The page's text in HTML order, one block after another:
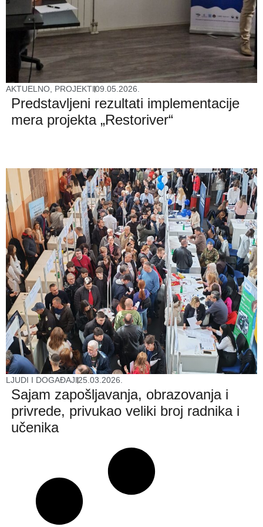
AKTUELNO PROJEKTI09.05.2026.
Predstavljeni rezultati implementacije
mera projekta „Restoriver“
LJUDI I DOGAĐAJI25.03.2026.
Sajam zapošljavanja, obrazovanja i
privrede, privukao veliki broj radnika i
učenika